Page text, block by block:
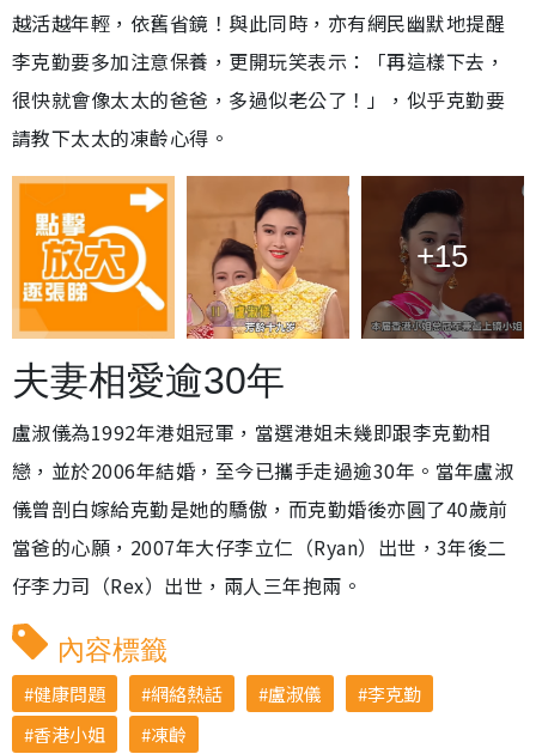
越活越年輕，依舊省鏡！與此同時，亦有網民幽默地提醒
李克勤要多加注意保養，更開玩笑表示：「再這樣下去，
很快就會像太太的爸爸，多過似老公了！」，似乎克勤要
請教下太太的凍齡心得。
+15
夫妻相愛逾30年
盧淑儀為1992年港姐冠軍，當選港姐未幾即跟李克勤相
戀，並於2006年結婚，至今已攜手走過逾30年。當年盧淑
儀曾剖白嫁給克勤是她的驕傲，而克勤婚後亦圓了40歲前
當爸的心願，2007年大仔李立仁（Ryan）出世，3年後二
仔李力司（Rex）出世，兩人三年抱兩。
內容標籤
健康問題 網絡熱話 盧淑儀
李克勤
香港小姐
凍齡